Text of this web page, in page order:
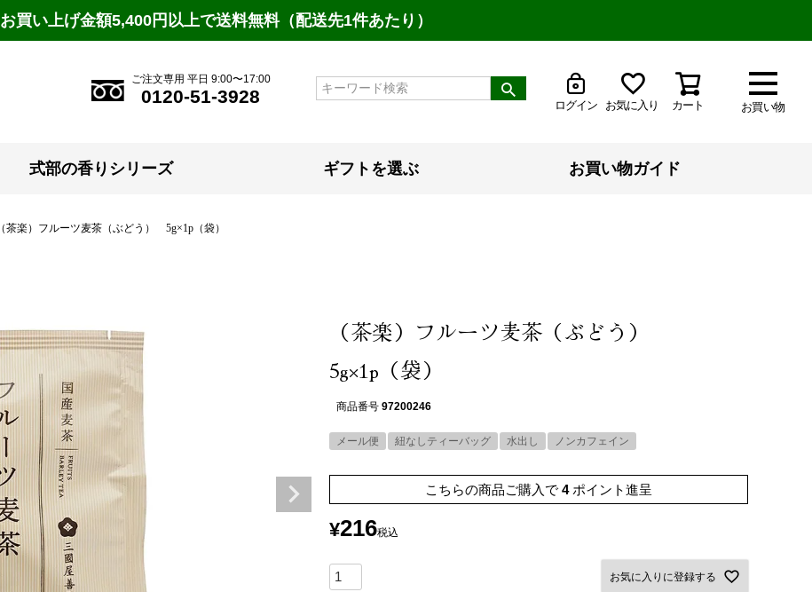
お買い上げ金額5,400円以上で送料無料（配送先1件あたり）
お買い物
ご注文専用 平日 9:00〜17:00
0120-51-3928 ログイン お気に入り カート
式部の香りシリーズ ギフトを選ぶ お買い物ガイド
（茶楽）フルーツ麦茶（ぶどう） 5g×1p（袋）
（茶楽）フルーツ麦茶（ぶどう）
5g×1p（袋）
商品番号 97200246
メール便 紐なしティーバッグ 水出し ノンカフェイン
こちらの商品ご購入で 4 ポイント進呈
¥216税込
お気に入りに登録する